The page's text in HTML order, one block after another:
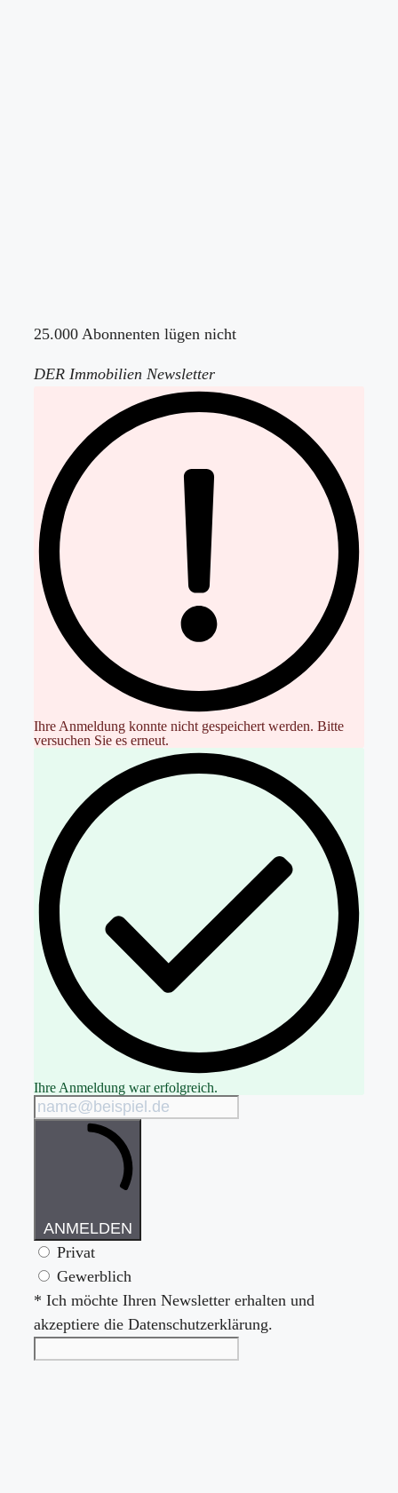
25.000 Abonnenten lügen nicht
DER Immobilien Newsletter
Ihre Anmeldung konnte nicht gespeichert werden. Bitte
versuchen Sie es erneut.
Ihre Anmeldung war erfolgreich.
ANMELDEN
Privat
Gewerblich
* Ich möchte Ihren Newsletter erhalten und
akzeptiere die Datenschutzerklärung.